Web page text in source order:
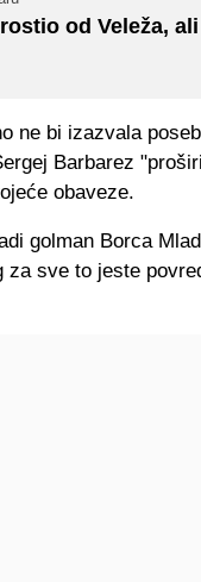
od Veleža,
ne bi izazvala
Barbarez
obaveze.
golman Borca
za sve to jeste